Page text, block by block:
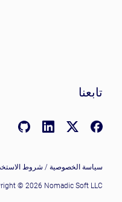
تابعنا
facebook.com/NomadicSoftLLC
x.com/nomadicsoftio
nomadic-soft
سياسة الخصوصية / شروط
© 2026 Nomadic Soft LLC